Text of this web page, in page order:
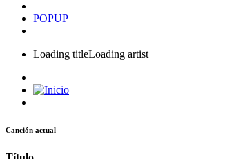
POPUP
Loading titleLoading artist
Canción actual